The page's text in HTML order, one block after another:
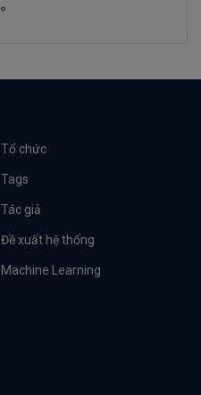
Tổ chức
Tags
Tác giả
Đề xuất hệ thống
Machine Learning